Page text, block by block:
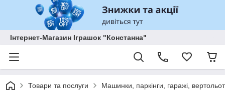
Інтернет-Магазин Іграшок "Констанна"
Товари та послуги Машинки, паркінги, гаражі,